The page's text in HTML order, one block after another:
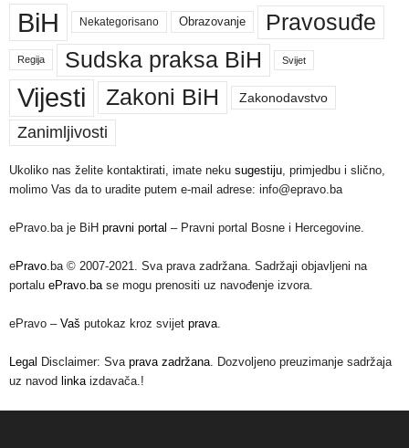
BiH Nekategorisano Obrazovanje Pravosuđe
Regija Sudska praksa BiH Svijet
Vijesti Zakoni BiH Zakonodavstvo
Zanimljivosti
Ukoliko nas želite kontaktirati, imate neku sugestiju , primjedbu i slično,
molimo Vas da to uradite putem e-mail adrese: info@epravo.ba
ePravo.ba je BiH pravni portal – Pravni portal Bosne i Hercegovine.
ePravo .ba © 2007-2021. Sva prava zadržana. Sadržaji objavljeni na
portalu ePravo.ba se mogu prenositi uz navođenje izvora.
ePravo – Vaš putokaz kroz svijet prava
Legal Disclaimer: Sva prava zadržana . Dozvoljeno preuzimanje sadržaja
uz navod linka izdavača.!